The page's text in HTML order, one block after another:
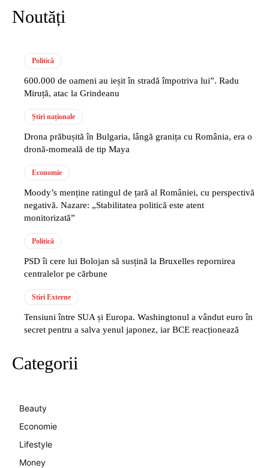
Noutăți
Politică
600.000 de oameni au ieșit în stradă împotriva lui”. Radu
Miruță, atac la Grindeanu
Știri naționale
Drona prăbușită în Bulgaria, lângă granița cu România, era o
dronă-momeală de tip Maya
Economie
Moody’s menține ratingul de țară al României, cu perspectivă
negativă. Nazare: „Stabilitatea politică este atent
monitorizată”
Politică
PSD îi cere lui Bolojan să susțină la Bruxelles repornirea
centralelor pe cărbune
Stiri Externe
Tensiuni între SUA și Europa. Washingtonul a vândut euro în
secret pentru a salva yenul japonez, iar BCE reacționează
Categorii
Beauty
Economie
Lifestyle
Money